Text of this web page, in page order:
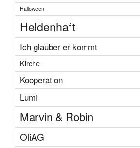
Halloween
Heldenhaft
Ich glauber er kommt
Kirche
Kooperation
Lumi
Marvin & Robin
OliAG